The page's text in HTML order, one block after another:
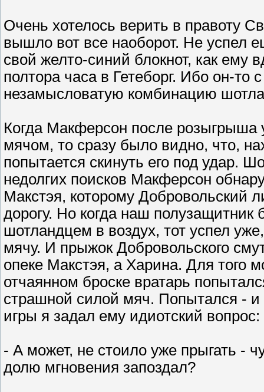
Очень хотелось верить в правоту
вышло вот все наоборот. Не успел
свой желто-синий блокнот, как ему
полтора часа в Гетеборг. Ибо он-
незамысловатую комбинацию
Когда Макферсон после розыгрыша
мячом, то сразу было видно, что,
попытается скинуть его под удар.
недолгих поисков Макферсон
Макстэя, которому Добровольский
дорогу. Но когда наш
шотландцем в воздух, тот успел
мячу. И прыжок Добровольского
опеке Макстэя, а Харина. Для того
отчаянном броске вратарь
страшной силой мяч. Попытался - и
игры я задал ему идиотский вопрос:
- А может, не стоило уже прыгать -
долю мгновения запоздал?